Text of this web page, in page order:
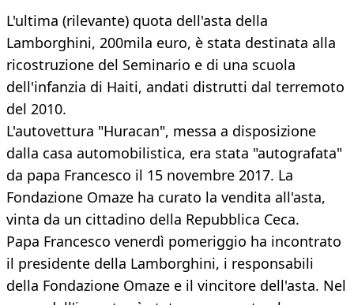
L'ultima (rilevante) quota dell'asta della
Lamborghini, 200mila euro, è stata destinata alla
ricostruzione del Seminario e di una scuola
dell'infanzia di Haiti, andati distrutti dal terremoto
del 2010.
L'autovettura "Huracan", messa a disposizione
dalla casa automobilistica, era stata "autografata"
da papa Francesco il 15 novembre 2017. La
Fondazione Omaze ha curato la vendita all'asta,
vinta da un cittadino della Repubblica Ceca.
Papa Francesco venerdì pomeriggio ha incontrato
il presidente della Lamborghini, i responsabili
della Fondazione Omaze e il vincitore dell'asta. Nel